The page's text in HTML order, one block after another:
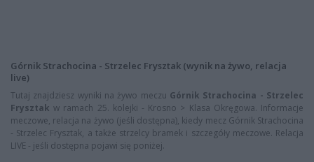
Górnik Strachocina - Strzelec Frysztak (wynik na żywo, relacja
live)
Tutaj znajdziesz wyniki na żywo meczu Górnik Strachocina - Strzelec
Frysztak w ramach 25. kolejki - Krosno > Klasa Okręgowa. Informacje
meczowe, relacja na żywo (jeśli dostępna), kiedy mecz Górnik Strachocina
- Strzelec Frysztak, a także strzelcy bramek i szczegóły meczowe. Relacja
LIVE - jeśli dostępna pojawi się poniżej.